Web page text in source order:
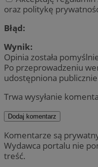
oraz politykę
Błąd:
Wynik:
Opinia została
Po przeprowadzeniu
udostępniona
Trwa wysyłanie
Dodaj komentarz
Komentarze są
Wydawca portalu nie
treść.